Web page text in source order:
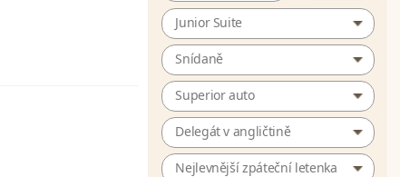
Junior Suite
Snídaně
Superior auto
Delegát v angličtině
Nejlevnější zpáteční letenka